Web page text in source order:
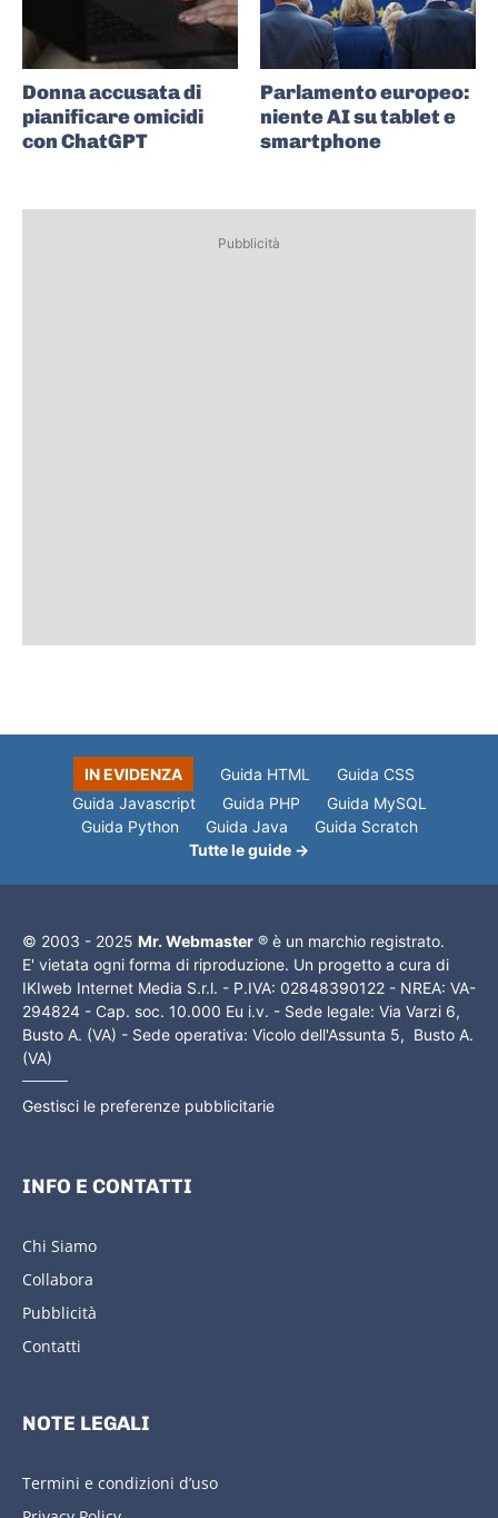
Donna accusata di
pianificare omicidi
con ChatGPT
Parlamento europeo:
niente AI su tablet e
smartphone
Pubblicità
IN EVIDENZA Guida HTML
Guida CSS
Guida Javascript
Guida PHP
Guida MySQL
Guida Python
Guida Java
Guida Scratch
Tutte le guide →
© 2003 - 2025 Mr. Webmaster ® è un marchio registrato.
E' vietata ogni forma di riproduzione. Un progetto a cura di
IKIweb Internet Media S.r.l. - P.IVA: 02848390122 - NREA: VA-
294824 - Cap. soc. 10.000 Eu i.v. - Sede legale: Via Varzi 6,
Busto A. (VA) - Sede operativa: Vicolo dell'Assunta 5, Busto A.
(VA)
Gestisci le preferenze pubblicitarie
INFO E CONTATTI
Chi Siamo
Collabora
Pubblicità
Contatti
NOTE LEGALI
Termini e condizioni d’uso